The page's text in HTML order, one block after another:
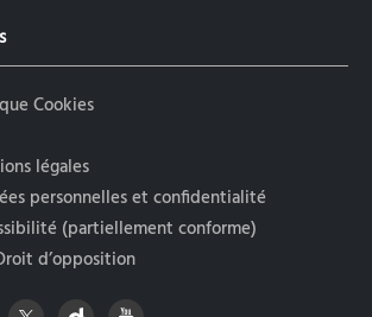
Cookies
légales
personnelles et confidentialité
(partiellement conforme)
d’opposition